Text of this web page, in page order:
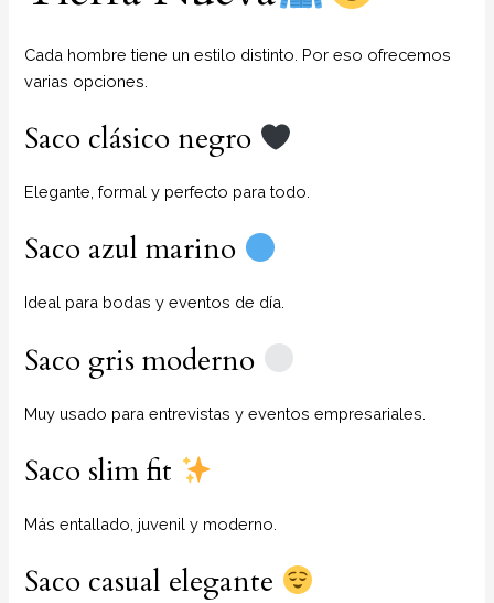
Cada hombre tiene un estilo distinto. Por eso ofrecemos
varias opciones.
Saco clásico negro
Elegante, formal y perfecto para todo.
Saco azul marino
Ideal para bodas y eventos de día.
Saco gris moderno
Muy usado para entrevistas y eventos empresariales.
Saco slim fit
Más entallado, juvenil y moderno.
Saco casual elegante